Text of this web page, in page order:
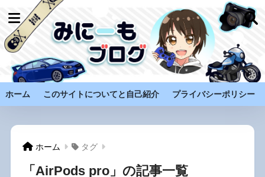
ホーム このサイトについてと自己紹介 プライバシーポリシー
ホーム タグ
「AirPods pro」の記事一覧